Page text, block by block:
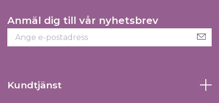
Anmäl dig till vår nyhetsbrev
Kundtjänst